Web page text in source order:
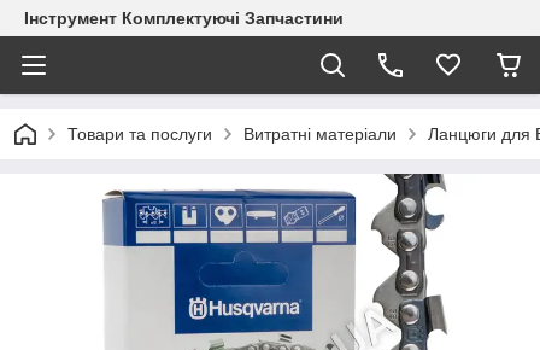
Інструмент Комплектуючі Запчастини
Товари та послуги Витратні матеріали Ланцюги для